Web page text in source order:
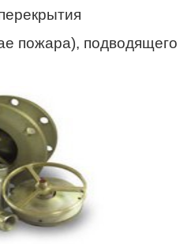
пожара), подводящего